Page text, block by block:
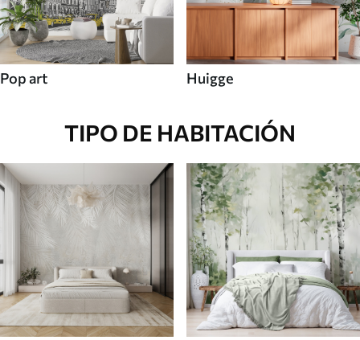
Pop art Huigge
TIPO DE HABITACIÓN